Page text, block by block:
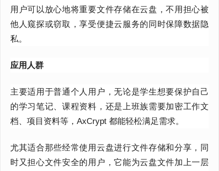
用户可以放心地将重要文件存储在云盘，不用担心被
他人窥探或窃取，享受便捷云服务的同时保障数据隐
私。
应用人群
主要适用于普通个人用户，无论是学生想要保护自己
的学习笔记、课程资料，还是上班族需要加密工作文
档、项目资料等， AxCrypt 都能轻松满足需求。
尤其适合那些经常使用云盘进行文件存储和分享，同
时又担心文件安全的用户，它能为云盘文件加上一层